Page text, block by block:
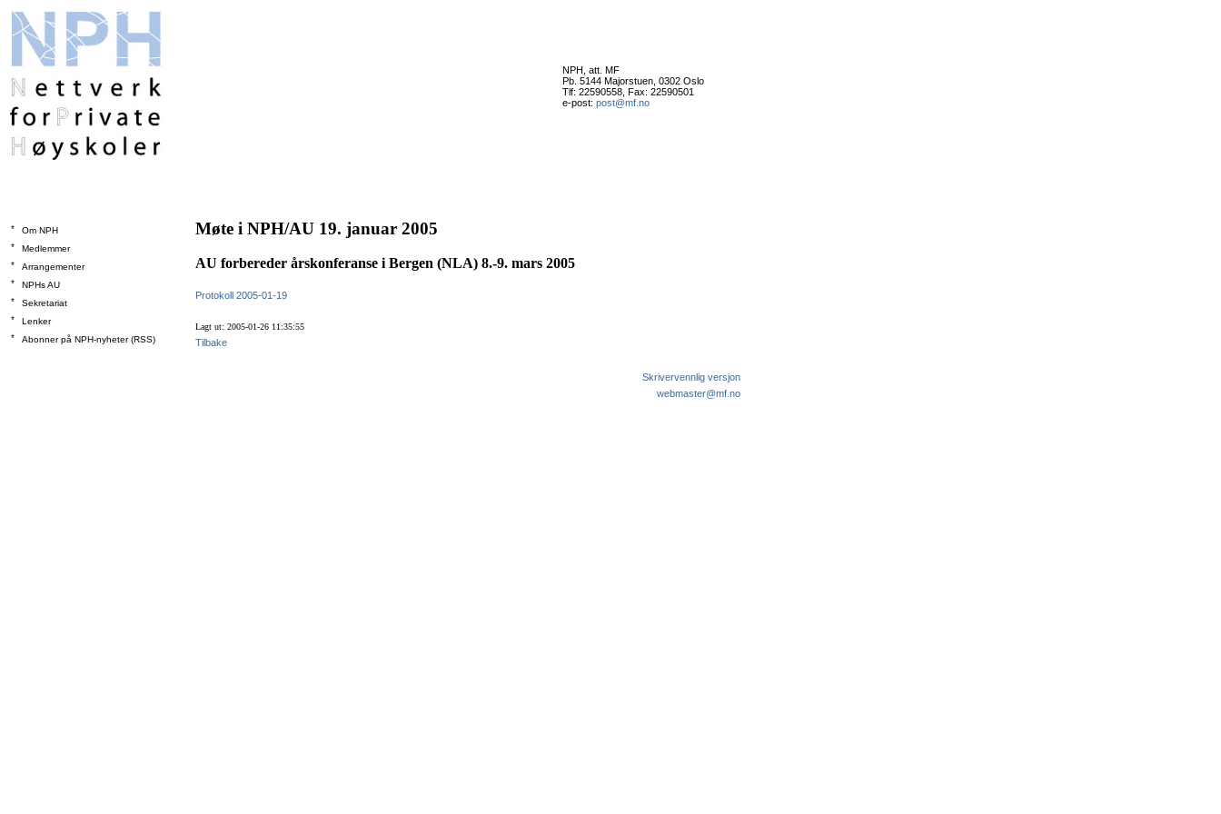
NPH, att. MF
Pb. 5144 Majorstuen, 0302 Oslo
Tlf: 22590558, Fax: 22590501
e-post: post@mf.no
*
Om NPH
*
Medlemmer
*
Arrangementer
*
NPHs AU
*
Sekretariat
*
Lenker
*
Abonner på NPH-nyheter (RSS)
Møte i NPH/AU 19. januar 2005
AU forbereder årskonferanse i Bergen (NLA) 8.-9. mars 2005
Protokoll 2005-01-19
Lagt ut: 2005-01-26 11:35:55
Tilbake
Skrivervennlig versjon
webmaster@mf.no